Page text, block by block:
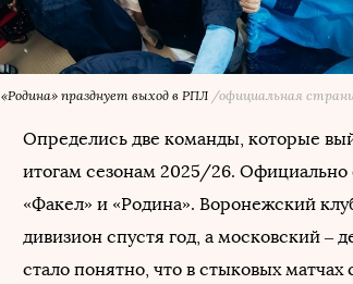
«Родина» празднует выход в РПЛ /официальная
Определись две команды, которые
итогам сезонам 2025/26. Официально
«Факел» и «Родина». Воронежский
дивизион спустя год, а московский –
стало понятно, что в стыковых